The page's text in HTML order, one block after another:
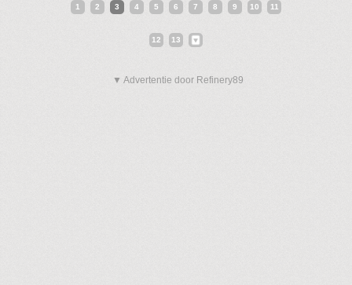
1 2 3 4 5 6 7 8 9 10 11
12 13
▼ Advertentie door Refinery89